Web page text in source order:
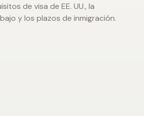
de visa de EE. UU., la
y los plazos de inmigración.